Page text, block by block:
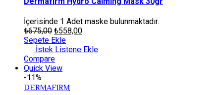
İçerisinde 1 Adet maske bulunmaktadır.
₺675,00 ₺558,00
Sepete Ekle
İstek Listene Ekle
Compare
Quick View
-11%
DERMAFIRM